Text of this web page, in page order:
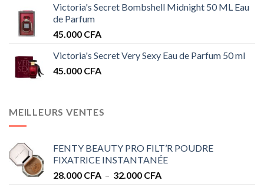
Victoria's Secret Bombshell Midnight 50 ML Eau
de Parfum
45.000 CFA
Victoria's Secret Very Sexy Eau de Parfum 50 ml
45.000 CFA
MEILLEURS VENTES
FENTY BEAUTY PRO FILT’R POUDRE
FIXATRICE INSTANTANÉE
28.000 CFA – 32.000 CFAPlage